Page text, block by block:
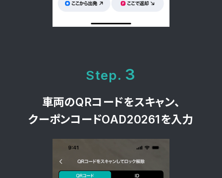
Step. 3
車両のQRコードをスキャン、
クーポンコードOAD20261を入力